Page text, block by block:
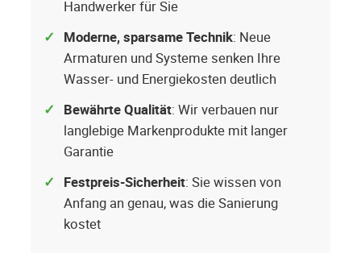
Handwerker für Sie
Moderne, sparsame Technik: Neue
Armaturen und Systeme senken Ihre
Wasser- und Energiekosten deutlich
Bewährte Qualität: Wir verbauen nur
langlebige Markenprodukte mit langer
Garantie
Festpreis-Sicherheit: Sie wissen von
Anfang an genau, was die Sanierung
kostet